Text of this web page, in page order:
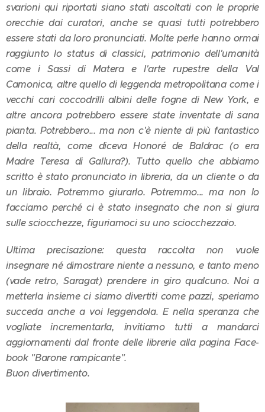
svarioni qui riportati siano stati ascoltati con le proprie
orecchie dai curatori, anche se quasi tutti potrebbero
essere stati da loro pronunciati. Molte perle hanno ormai
raggiunto lo status di classici, patrimonio dell'umanità
come i Sassi di Matera e l'arte rupestre della Val
Camonica, altre quello di leggenda metropolitana come i
vecchi cari coccodrilli albini delle fogne di New York, e
altre ancora potrebbero essere state inventate di sana
pianta. Potrebbero... ma non c'è niente di più fantastico
della realtà, come diceva Honoré de Baldrac (o era
Madre Teresa di Gallura?). Tutto quello che abbiamo
scritto è stato pronunciato in libreria, da un cliente o da
un libraio. Potremmo giurarlo. Potremmo... ma non lo
facciamo perché ci è stato insegnato che non si giura
sulle sciocchezze, figuriamoci su uno sciocchezzaio.
Ultima precisazione: questa raccolta non vuole
insegnare né dimostrare niente a nessuno, e tanto meno
(vade retro, Saragat) prendere in giro qualcuno. Noi a
metterla insieme ci siamo divertiti come pazzi, speriamo
succeda anche a voi leggendola. E nella speranza che
vogliate incrementarla, invitiamo tutti a mandarci
aggiornamenti dal fronte delle librerie alla pagina Face-
book "Barone rampicante".
Buon divertimento.